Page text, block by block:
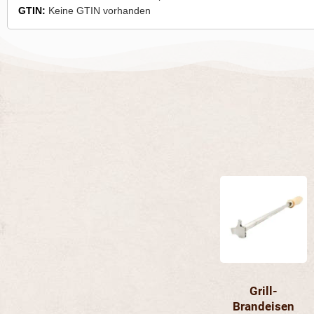
GTIN: Keine GTIN vorhanden
Grill-
Brandeisen
weist
Die